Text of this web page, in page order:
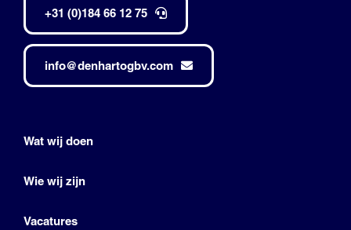
+31 (0)184 66 12 75
info@denhartogbv.com
Wat wij doen
Wie wij zijn
Vacatures